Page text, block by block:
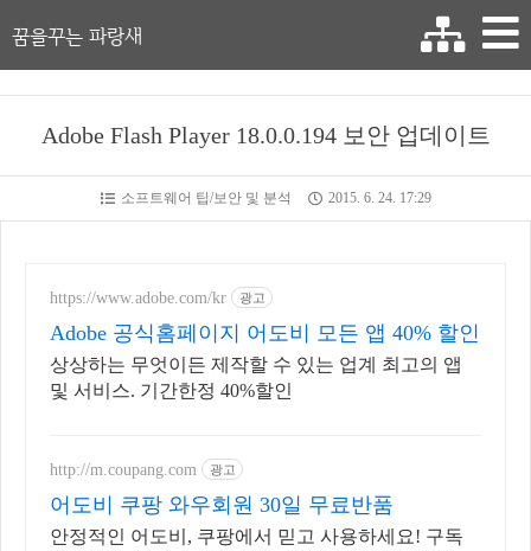
꿈을꾸는 파랑새
Adobe Flash Player 18.0.0.194 보안 업데이트
소프트웨어 팁/보안 및 분석 2015. 6. 24. 17:29
https://www.adobe.com/kr 광고
Adobe 공식홈페이지 어도비 모든 앱 40% 할인
상상하는 무엇이든 제작할 수 있는 업계 최고의 앱
및 서비스. 기간한정 40%할인
http://m.coupang.com 광고
어도비 쿠팡 와우회원 30일 무료반품
안정적인 어도비, 쿠팡에서 믿고 사용하세요! 구독